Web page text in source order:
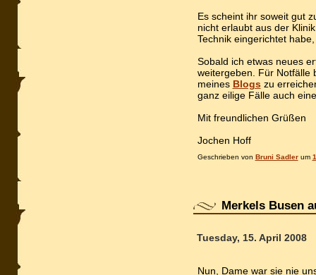
Es scheint ihr soweit gut
nicht erlaubt aus der
Technik eingerichtet
Sobald ich etwas neues
weitergeben. Für Notfälle
meines Blogs zu
ganz eilige Fälle auch
Mit freundlichen Grüßen
Jochen Hoff
Geschrieben von Bruni Sadlerum
Merkels Busen
Tuesday, 15. April 2008
Nun, Dame war sie nie